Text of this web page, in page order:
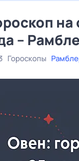
на
–
Гороскопы